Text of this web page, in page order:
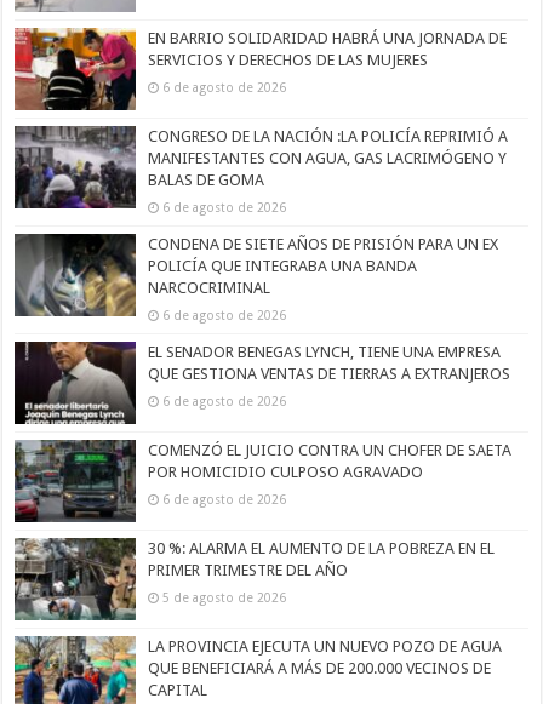
EN BARRIO SOLIDARIDAD HABRÁ UNA JORNADA DE
SERVICIOS Y DERECHOS DE LAS MUJERES
6 de agosto de 2026
CONGRESO DE LA NACIÓN :LA POLICÍA REPRIMIÓ A
MANIFESTANTES CON AGUA, GAS LACRIMÓGENO Y
BALAS DE GOMA
6 de agosto de 2026
CONDENA DE SIETE AÑOS DE PRISIÓN PARA UN EX
POLICÍA QUE INTEGRABA UNA BANDA
NARCOCRIMINAL
6 de agosto de 2026
EL SENADOR BENEGAS LYNCH, TIENE UNA EMPRESA
QUE GESTIONA VENTAS DE TIERRAS A EXTRANJEROS
6 de agosto de 2026
COMENZÓ EL JUICIO CONTRA UN CHOFER DE SAETA
POR HOMICIDIO CULPOSO AGRAVADO
6 de agosto de 2026
30 %: ALARMA EL AUMENTO DE LA POBREZA EN EL
PRIMER TRIMESTRE DEL AÑO
5 de agosto de 2026
LA PROVINCIA EJECUTA UN NUEVO POZO DE AGUA
QUE BENEFICIARÁ A MÁS DE 200.000 VECINOS DE
CAPITAL